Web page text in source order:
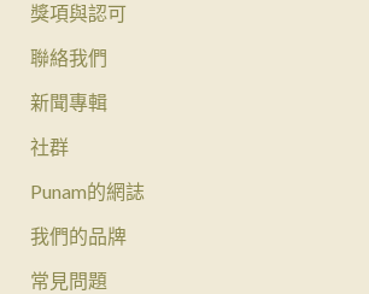
獎項與認可
聯絡我們
新聞專輯
社群
Punam的網誌
我們的品牌
常見問題